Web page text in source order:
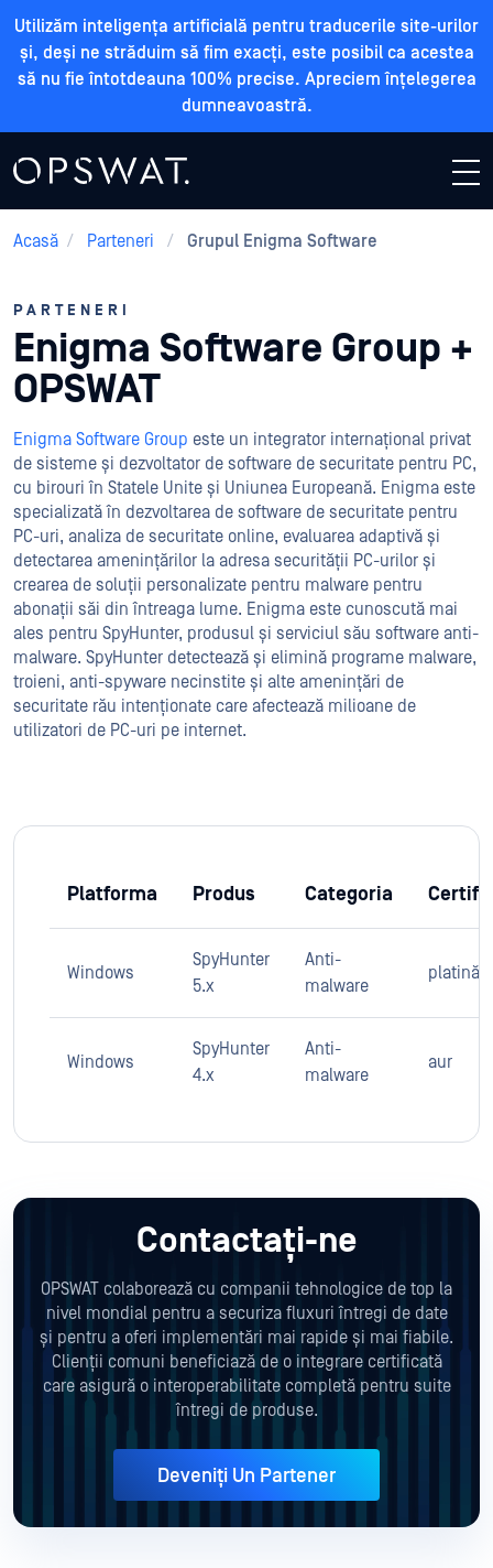
Utilizăm inteligența artificială pentru traducerile site-urilor
și, deși ne străduim să fim exacți, este posibil ca acestea
să nu fie întotdeauna 100% precise. Apreciem înțelegerea
dumneavoastră.
Acasă / Parteneri / Grupul Enigma Software
PARTENERI
Enigma Software Group +
OPSWAT
Enigma Software Group este un integrator internațional privat
de sisteme și dezvoltator de software de securitate pentru PC,
cu birouri în Statele Unite și Uniunea Europeană. Enigma este
specializată în dezvoltarea de software de securitate pentru
PC-uri, analiza de securitate online, evaluarea adaptivă și
detectarea amenințărilor la adresa securității PC-urilor și
crearea de soluții personalizate pentru malware pentru
abonații săi din întreaga lume. Enigma este cunoscută mai
ales pentru SpyHunter, produsul și serviciul său software anti-
malware. SpyHunter detectează și elimină programe malware,
troieni, anti-spyware necinstite și alte amenințări de
securitate rău intenționate care afectează milioane de
utilizatori de PC-uri pe internet.
Platforma Produs Categoria
Windows
SpyHunter
5.x
Anti-
malware
platină
Windows
SpyHunter
4.x
Anti-
malware
aur
Contactați-ne
OPSWAT colaborează cu companii tehnologice de top la
nivel mondial pentru a securiza fluxuri întregi de date
și pentru a oferi implementări mai rapide și mai fiabile.
Clienții comuni beneficiază de o integrare certificată
care asigură o interoperabilitate completă pentru suite
întregi de produse.
Deveniți Un Partener